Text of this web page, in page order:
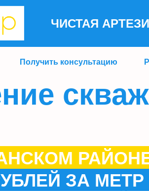
ЗА МЕТР
ЧИСТАЯ АРТЕЗ
Получить консультацию